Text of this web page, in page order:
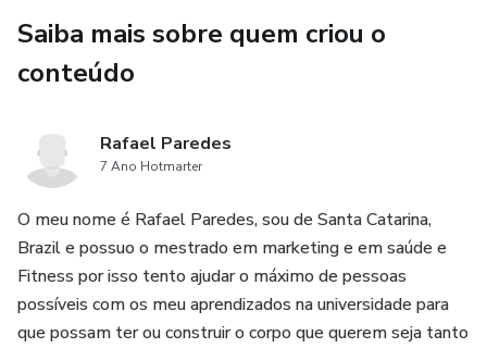
Saiba mais sobre quem criou o
conteúdo
Rafael Paredes
7 Ano Hotmarter
O meu nome é Rafael Paredes, sou de Santa Catarina,
Brazil e possuo o mestrado em marketing e em saúde e
Fitness por isso tento ajudar o máximo de pessoas
possíveis com os meu aprendizados na universidade para
que possam ter ou construir o corpo que querem seja tanto